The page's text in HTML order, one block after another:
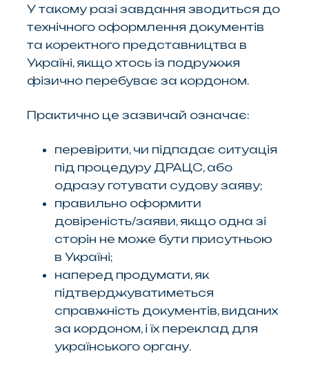
У такому разі завдання зводиться до
технічного оформлення документів
та коректного представництва в
Україні, якщо хтось із подружжя
фізично перебуває за кордоном.
Практично це зазвичай означає:
перевірити, чи підпадає ситуація
під процедуру ДРАЦС, або
одразу готувати судову заяву;
правильно оформити
довіреність/заяви, якщо одна зі
сторін не може бути присутньою
в Україні;
наперед продумати, як
підтверджуватиметься
справжність документів, виданих
за кордоном, і їх переклад для
українського органу.